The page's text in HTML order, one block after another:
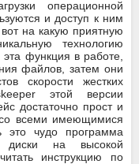
операционной
и доступ к ним
на какую приятную
технологию
функция в работе,
файлов, затем они
скорости жестких
этой версии
достаточно прост и
всеми имеющимися
это чудо программа
диски на высокой
инструкцию по